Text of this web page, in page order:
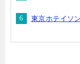
東京ホテイソ